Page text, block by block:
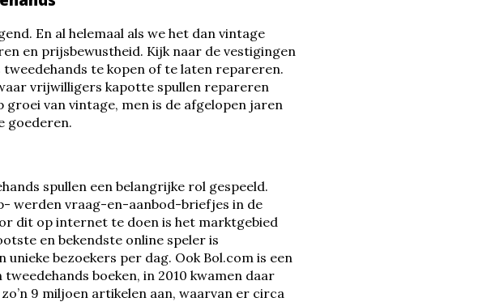
En al helemaal als we het dan vintage
en prijsbewustheid. Kijk naar de vestigingen
te kopen of te laten repareren.
vrijwilligers kapotte spullen repareren
van vintage, men is de afgelopen jaren
goederen.
spullen een belangrijke rol gespeeld.
werden vraag-en-aanbod-briefjes in de
dit op internet te doen is het marktgebied
en bekendste online speler is
unieke bezoekers per dag. Ook Bol.com is een
boeken, in 2010 kwamen daar
9 miljoen artikelen aan, waarvan er circa